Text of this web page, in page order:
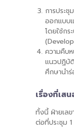
การประ
ออกแบบ
โดยใช้กร
ความคืบ
แนวปฏิบัติ
ศึกษานํา
เรื่องที่เส
ทั้งนี้ ฝ่ายเลข
ต่อที่ประชุม 1